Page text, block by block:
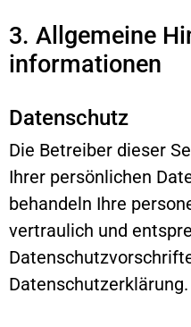
3. Allgemeine
informationen
Datenschutz
Die Betreiber dieser
Ihrer persönlichen
behandeln Ihre
vertraulich und
Datenschutzerklärung.